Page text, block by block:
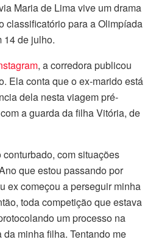
Maria de Lima vive um drama
classificatório para a Olimpíada
14 de julho.
, a corredora publicou
Ela conta que o ex-marido está
dela nesta viagem pré-
a guarda da filha Vitória, de
com situações
que estou passando por
ex começou a perseguir minha
toda competição que estava
um processo na
minha filha. Tentando me